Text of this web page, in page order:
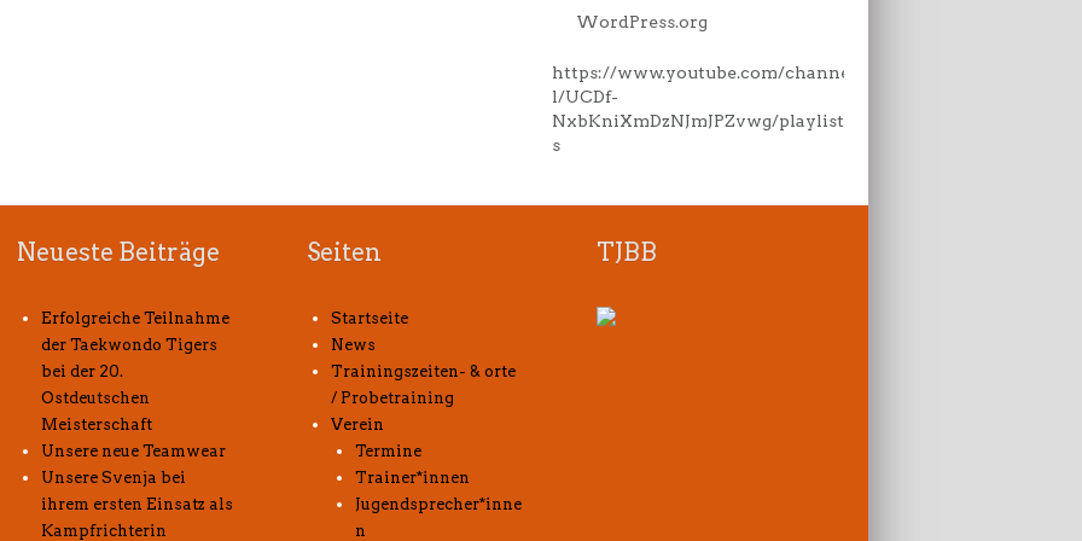
WordPress.org
https://www.youtube.com/channe
l/UCDf-
NxbKniXmDzNJmJPZvwg/playlist
s
Neueste Beiträge
Erfolgreiche Teilnahme
der Taekwondo Tigers
bei der 20.
Ostdeutschen
Meisterschaft
Unsere neue Teamwear
Unsere Svenja bei
ihrem ersten Einsatz als
Kampfrichterin
Seiten
Startseite
News
Trainingszeiten- & orte
/ Probetraining
Verein
Termine
Trainer*innen
Jugendsprecher*inne
n
TJBB